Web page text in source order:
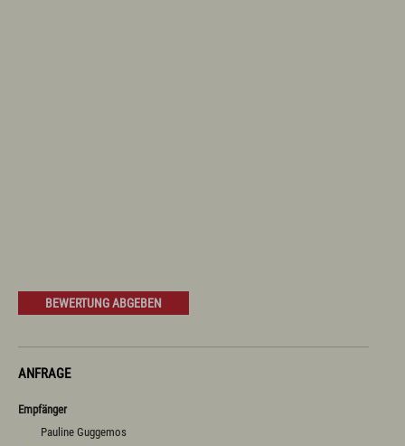
BEWERTUNG ABGEBEN
ANFRAGE
Empfänger
Pauline Guggemos